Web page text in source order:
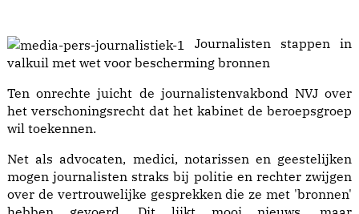
Journalisten stappen in
valkuil met wet voor bescherming bronnen
Ten onrechte juicht de journalistenvakbond NVJ over
het verschoningsrecht dat het kabinet de beroepsgroep
wil toekennen.
Net als advocaten, medici, notarissen en geestelijken
mogen journalisten straks bij politie en rechter zwijgen
over de vertrouwelijke gesprekken die ze met 'bronnen'